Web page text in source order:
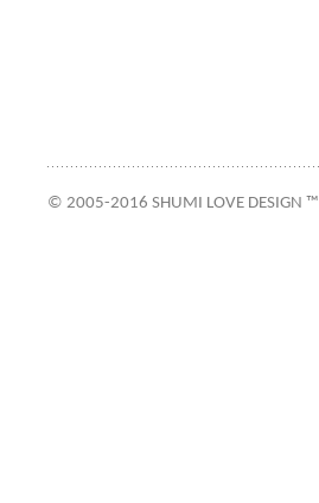
© 2005-2016 SHUMI LOVE DESIGN ™